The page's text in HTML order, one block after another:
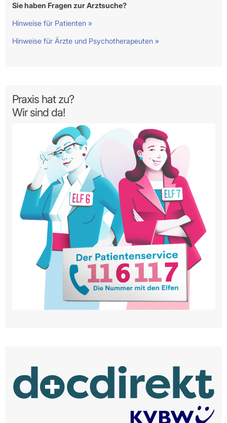
Sie haben Fragen zur Arztsuche?
Hinweise für Patienten »
Hinweise für Ärzte und Psychotherapeuten »
Praxis hat zu?
Wir sind da!